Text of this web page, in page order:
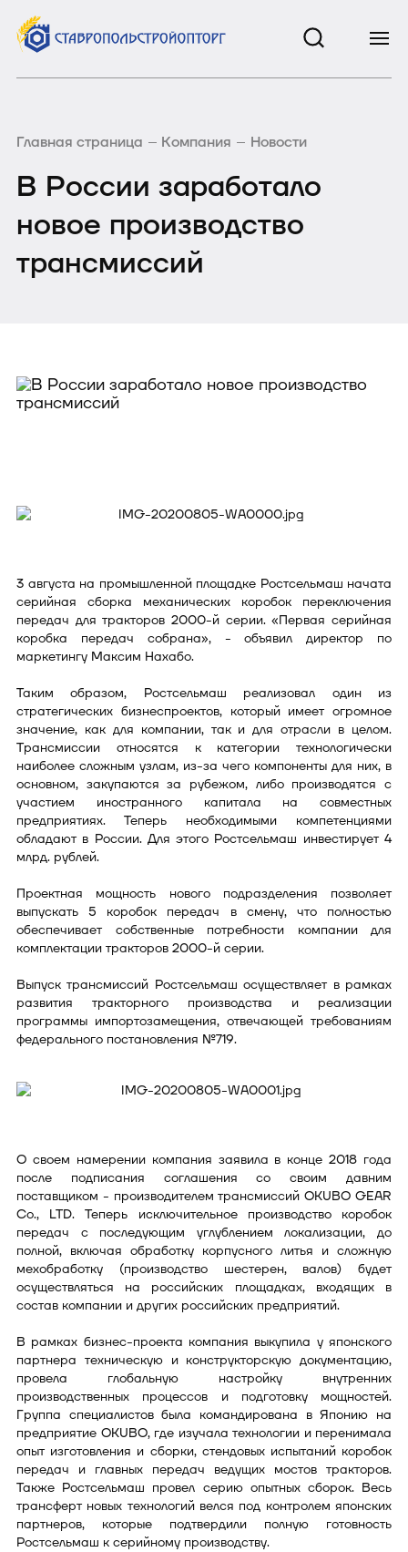
Главная страница Компания Новости
В России заработало
новое производство
трансмиссий
3 августа на промышленной площадке Ростсельмаш начата
серийная сборка механических коробок переключения
передач для тракторов 2000-й серии. «Первая серийная
коробка передач собрана», - объявил директор по
маркетингу Максим Нахабо.
Таким образом, Ростсельмаш реализовал один из
стратегических бизнеспроектов, который имеет огромное
значение, как для компании, так и для отрасли в целом.
Трансмиссии относятся к категории технологически
наиболее сложным узлам, из-за чего компоненты для них, в
основном, закупаются за рубежом, либо производятся с
участием иностранного капитала на совместных
предприятиях. Теперь необходимыми компетенциями
обладают в России. Для этого Ростсельмаш инвестирует 4
млрд. рублей.
Проектная мощность нового подразделения позволяет
выпускать 5 коробок передач в смену, что полностью
обеспечивает собственные потребности компании для
комплектации тракторов 2000-й серии.
Выпуск трансмиссий Ростсельмаш осуществляет в рамках
развития тракторного производства и реализации
программы импортозамещения, отвечающей требованиям
федерального постановления №719.
О своем намерении компания заявила в конце 2018 года
после подписания соглашения со своим давним
поставщиком - производителем трансмиссий OKUBO GEAR
Co., LTD. Теперь исключительное производство коробок
передач с последующим углублением локализации, до
полной, включая обработку корпусного литья и сложную
мехобработку (производство шестерен, валов) будет
осуществляться на российских площадках, входящих в
состав компании и других российских предприятий.
В рамках бизнес-проекта компания выкупила у японского
партнера техническую и конструкторскую документацию,
провела глобальную настройку внутренних
производственных процессов и подготовку мощностей.
Группа специалистов была командирована в Японию на
предприятие OKUBO, где изучала технологии и перенимала
опыт изготовления и сборки, стендовых испытаний коробок
передач и главных передач ведущих мостов тракторов.
Также Ростсельмаш провел серию опытных сборок. Весь
трансферт новых технологий велся под контролем японских
партнеров, которые подтвердили полную готовность
Ростсельмаш к серийному производству.